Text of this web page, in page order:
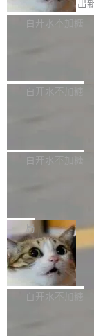
e深度理解服务"）
称为"删库跑路"的
自研的多个文生3D
一直在跑这些模型
整性保护。效果是
腾讯混元正式推出
3.0preview。基于
让语音识别不再只
w 不要求标准普通
白开水不加糖
新和少量网页兼容
容提供的字体时出
质的最低采样率）
SS 圆角虚线样式
的图像元素不在同
联 加...
白开水不加糖
发布的 Release
最强的若干项。对
通过拉取过去一年
至今）的所有
经过人工复核，准
社区爱好者提供了
白开水不加糖
维护工作一直与我
和休闲娱乐竞争时
ebastian Pipping
他宣布了一个新消
他可以全职维护
局
Firefox 153.0.3 发
Firefox 153.0.3
下： New Smart
白开水不加糖